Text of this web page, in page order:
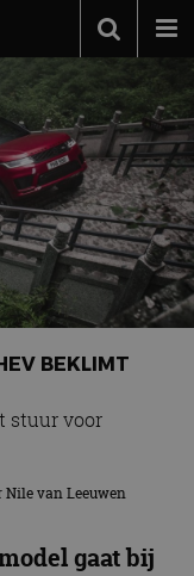
BEKLIMT
stuur voor
Nile van Leeuwen
gaat bij